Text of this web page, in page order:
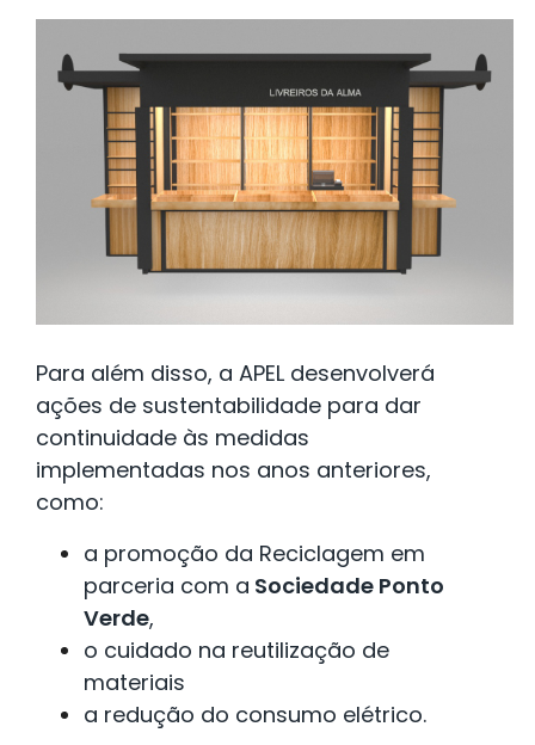
Para além disso, a APEL desenvolverá
ações de sustentabilidade para dar
continuidade às medidas
implementadas nos anos anteriores,
como:
a promoção da Reciclagem em
parceria com a Sociedade Ponto
Verde,
o cuidado na reutilização de
materiais
a redução do consumo elétrico.